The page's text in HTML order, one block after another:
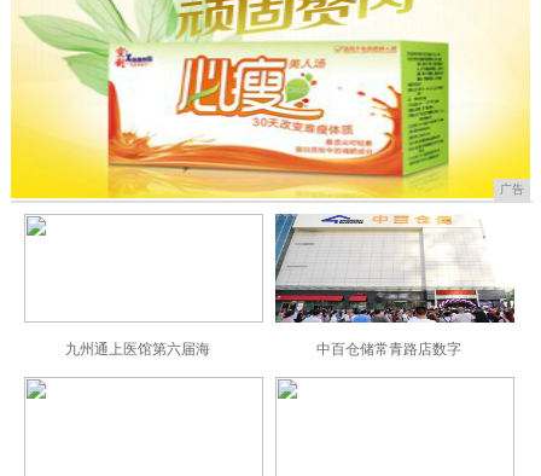
广告
九州通上医馆第六届海 中百仓储常青路店数字